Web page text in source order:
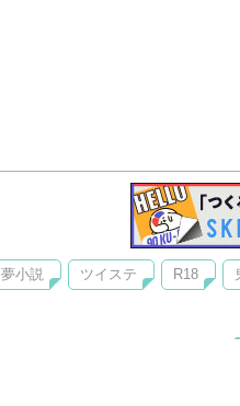
夢小説 ツイステ R18